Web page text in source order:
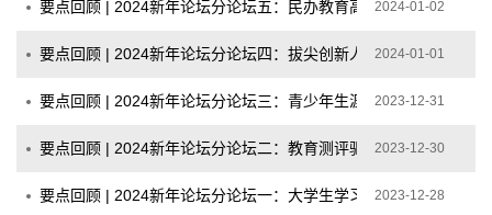
要点回顾 | 2024新年论坛分论坛五：民办教育高质量发展
2024-01-02
要点回顾 | 2024新年论坛分论坛四：拔尖创新人才的早期培养与选
2024-01-01
要点回顾 | 2024新年论坛分论坛三：青少年生涯教育及其发展
2023-12-31
要点回顾 | 2024新年论坛分论坛二：教育测评驱动教育改革
2023-12-30
要点回顾 | 2024新年论坛分论坛一：大学生学习行为的经济学分析
2023-12-28